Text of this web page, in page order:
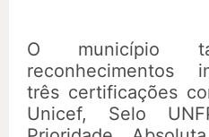
O município
reconhecimentos
três certificações
Unicef, Selo